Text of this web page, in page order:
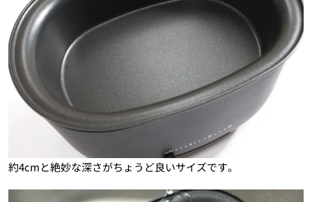
約4cmと絶妙な深さがちょうど良いサイズです。